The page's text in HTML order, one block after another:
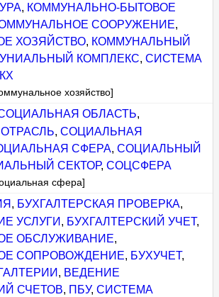
, КОММУНАЛЬНО-БЫТОВОЕ
СООРУЖЕНИЕ,
ХОЗЯЙСТВО, КОММУНАЛЬНЫЙ
КОМПЛЕКС,СИСТЕМА
хозяйство]
ОБЛАСТЬ,
,СОЦИАЛЬНАЯ
СФЕРА,СОЦИАЛЬНЫЙ
СЕКТОР,СОЦСФЕРА
сфера]
, БУХГАЛТЕРСКАЯ ПРОВЕРКА,
УСЛУГИ , БУХГАЛТЕРСКИЙ УЧЕТ,
ОБСЛУЖИВАНИЕ,
СОПРОВОЖДЕНИЕ, БУХУЧЕТ,
, ВЕДЕНИЕ
СЧЕТОВ, ПБУ,СИСТЕМА